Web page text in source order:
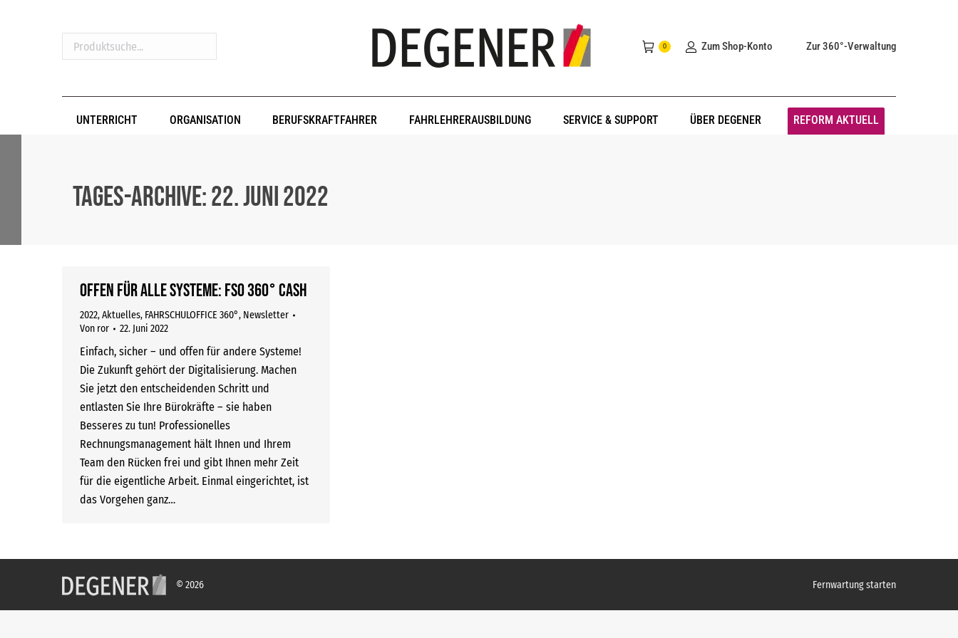
Produktsuche...
0 Zum Shop-Konto Zur 360°-Verwaltung
UNTERRICHT ORGANISATION BERUFSKRAFTFAHRER FAHRLEHRERAUSBILDUNG SERVICE & SUPPORT ÜBER DEGENER REFORM AKTUELL
Tages-Archive:22. Juni 2022
Offen für alle Systeme: FSO 360° CASH
2022,Aktuelles, FAHRSCHULOFFICE 360°, Newsletter
Von ror 22. Juni 2022
Einfach, sicher – und offen für andere Systeme!
Die Zukunft gehört der Digitalisierung. Machen
Sie jetzt den entscheidenden Schritt und
entlasten Sie Ihre Bürokräfte – sie haben
Besseres zu tun! Professionelles
Rechnungsmanagement hält Ihnen und Ihrem
Team den Rücken frei und gibt Ihnen mehr Zeit
für die eigentliche Arbeit. Einmal eingerichtet, ist
das Vorgehen ganz…
© 2026 Fernwartung starten